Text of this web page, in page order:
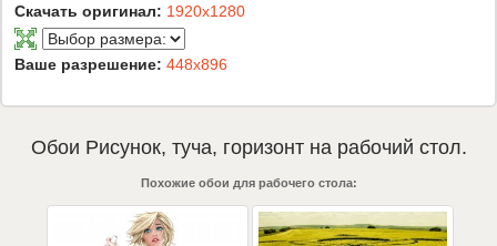
Скачать оригинал: 1920x1280
Ваше разрешение: 448x896
Обои Рисунок, туча, горизонтна рабочий стол.
Похожие обои для рабочего стола: